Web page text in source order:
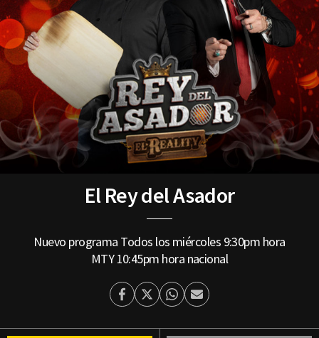
El Rey del Asador
Nuevo programa Todos los miércoles 9:30pm hora
MTY10:45pm hora nacional
Facebook
TwitterWhatsapp
Enviar
Email